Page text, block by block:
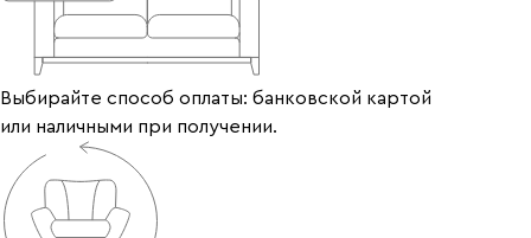
Выбирайте способ оплаты: банковской картой
или наличными при получении.